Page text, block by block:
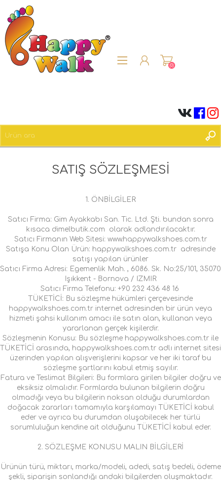
OTURUM AÇ
(0)
SATIŞ SÖZLEŞMESI
1. ÖNBİLGİLER
Satıcı Firma: Gim Ayakkabı San. Tic. Ltd. Şti. bundan sonra
kısaca dimelbutik.com olarak adlandırılacaktır.
Satıcı Firmanın Web Sitesi: www.happywalkshoes.com.tr
Satışa Konu Olan Ürün: happywalkshoes.com.tr adresinde
satışı yapılan ürünler
Satıcı Firma Adresi: Egemenlik Mah. , 6086. Sk. No:25/101, 35070
Işıkkent - Bornova / IZMIR
Satıcı Firma Telefonu: +90 232 436 48 16
TÜKETİCİ: Bu sözleşme hükümleri çerçevesinde
happywalkshoes.com.tr internet adresinden bir ürün veya
hizmeti şahsi kullanım amacı ile satın alan, kullanan veya
yararlanan gerçek kişilerdir.
Sözleşmenin Konusu: Bu sözleşme happywalkshoes.com.tr ile
TÜKETİCİ arasında, happywalkshoes.com.tr adlı internet sitesi
üzerinden yapılan alışverişlerini kapsar ve her iki taraf bu
sözleşme şartlarını kabul etmiş sayılır.
Fatura ve Teslimat Bilgileri: Bu formlara girilen bilgiler doğru ve
eksiksiz olmalıdır. Formlarda bulunan bilgilerin doğru
olmadığı veya bu bilgilerin noksan olduğu durumlardan
doğacak zararları tamamıyla karşılamayı TÜKETİCİ kabul
eder ve ayrıca bu durumdan oluşabilecek her türlü
sorumluluğun kendine ait olduğunu TÜKETİCİ kabul eder.
2. SÖZLEŞME KONUSU MALIN BİLGİLERİ
Ürünün türü, miktarı, marka/modeli, adedi, satış bedeli, ödeme
şekli, siparişin sonlandığı andaki bilgilerden oluşmaktadır.